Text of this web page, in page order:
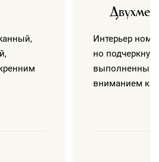
Интерьер
но
выполненный
вниманием к